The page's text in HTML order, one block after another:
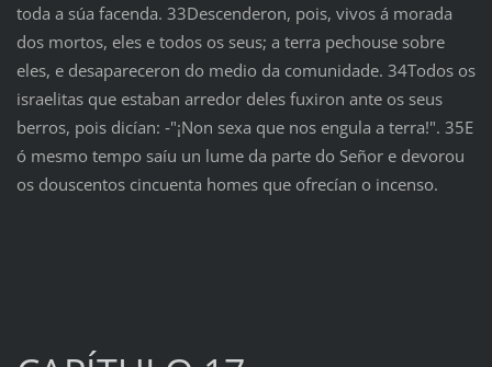
toda a súa facenda. 33Descenderon, pois, vivos á morada
dos mortos, eles e todos os seus; a terra pechouse sobre
eles, e desapareceron do medio da comunidade. 34Todos os
israelitas que estaban arredor deles fuxiron ante os seus
berros, pois dicían: ‑"¡Non sexa que nos engula a terra!". 35E
ó mesmo tempo saíu un lume da parte do Señor e devorou
os douscentos cincuenta homes que ofrecían o incenso.